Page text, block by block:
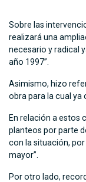
Sobre las
realizará una
necesario y radical
año 1997”.
Asimismo, hizo
obra para la cual ya
En relación a estos
planteos por parte
con la situación, por
mayor”.
Por otro lado,